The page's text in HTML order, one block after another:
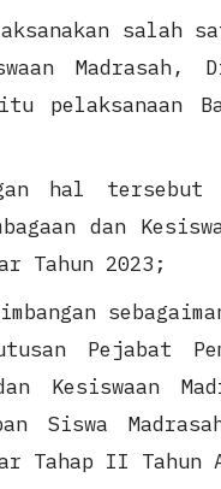
salah
pelaksanaan
hal
dan
Tahun 2023;
Pejabat
Kesiswaan
Siswa
Tahap II Tahun